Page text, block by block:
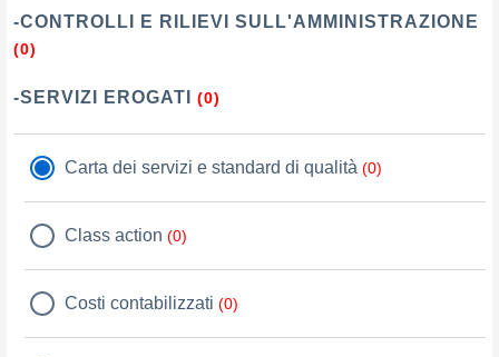
-CONTROLLI E RILIEVI SULL'AMMINISTRAZIONE
(0)
-SERVIZI EROGATI (0)
Carta dei servizi e standard di qualità (0)
Class action (0)
Costi contabilizzati (0)